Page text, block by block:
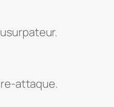
attaque.